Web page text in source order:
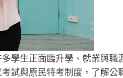
學生正面臨升學、就業與職
試與原民特考制度，了解公